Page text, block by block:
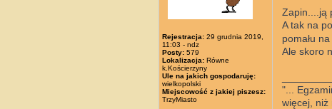
Rejestracja: 29 grudnia 2019,
11:03 - ndz
Posty: 579
Lokalizacja: Równe
k.Kościerzyny
Ule na jakich gospodaruję:
wielkopolski
Miejscowość z jakiej piszesz:
TrzyMiasto
Zapin....ją
A tak na
pomału
Ale skoro
"...
więcej, niż